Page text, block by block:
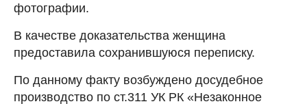
фотографии.
В качестве доказательства женщина
предоставила сохранившуюся переписку.
По данному факту возбуждено досудебное
производство по ст.311 УК РК «Незаконное